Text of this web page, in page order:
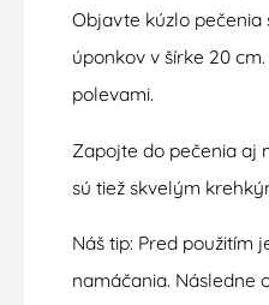
Objavte kúzlo pečenia
úponkov v šírke 20
polevami.
Zapojte do pečenia aj
sú tiež skvelým
Náš tip: Pred použitím
namáčania. Následne